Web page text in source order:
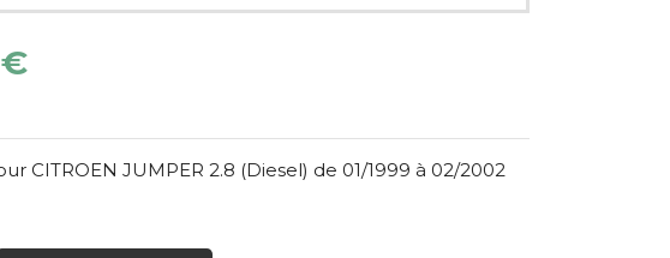
CITROEN JUMPER 2.8 (Diesel) de 01/1999 à 02/2002